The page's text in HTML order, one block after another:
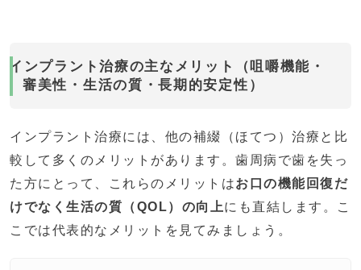
インプラント治療の主なメリット（咀嚼機能・
審美性・生活の質・長期的安定性）
インプラント治療には、他の補綴（ほてつ）治療と比
較して多くのメリットがあります。歯周病で歯を失っ
た方にとって、これらのメリットはお口の機能回復だ
けでなく生活の質（QOL）の向上にも直結します。こ
こでは代表的なメリットを見てみましょう。